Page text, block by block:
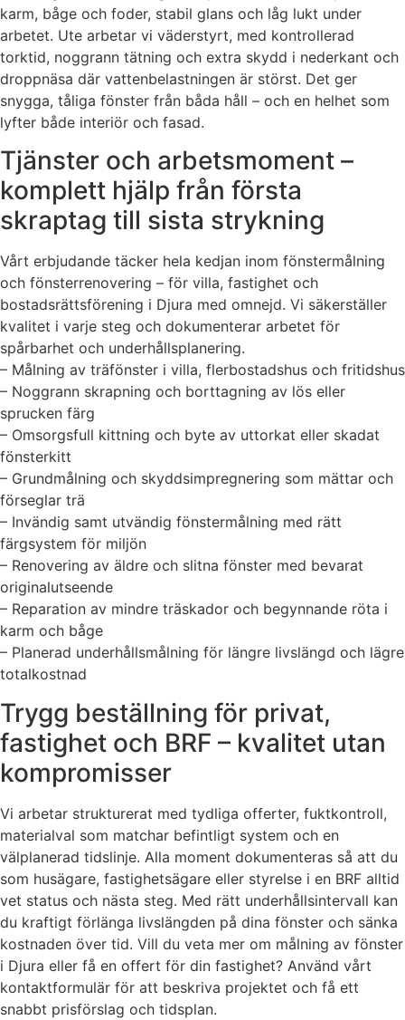
karm, båge och foder, stabil glans och låg lukt under
arbetet. Ute arbetar vi väderstyrt, med kontrollerad
torktid, noggrann tätning och extra skydd i nederkant och
droppnäsa där vattenbelastningen är störst. Det ger
snygga, tåliga fönster från båda håll – och en helhet som
lyfter både interiör och fasad.
Tjänster och arbetsmoment –
komplett hjälp från första
skraptag till sista strykning
Vårt erbjudande täcker hela kedjan inom fönstermålning
och fönsterrenovering – för villa, fastighet och
bostadsrättsförening i Djura med omnejd. Vi säkerställer
kvalitet i varje steg och dokumenterar arbetet för
spårbarhet och underhållsplanering.
– Målning av träfönster i villa, flerbostadshus och fritidshus
– Noggrann skrapning och borttagning av lös eller
sprucken färg
– Omsorgsfull kittning och byte av uttorkat eller skadat
fönsterkitt
– Grundmålning och skyddsimpregnering som mättar och
förseglar trä
– Invändig samt utvändig fönstermålning med rätt
färgsystem för miljön
– Renovering av äldre och slitna fönster med bevarat
originalutseende
– Reparation av mindre träskador och begynnande röta i
karm och båge
– Planerad underhållsmålning för längre livslängd och lägre
totalkostnad
Trygg beställning för privat,
fastighet och BRF – kvalitet utan
kompromisser
Vi arbetar strukturerat med tydliga offerter, fuktkontroll,
materialval som matchar befintligt system och en
välplanerad tidslinje. Alla moment dokumenteras så att du
som husägare, fastighetsägare eller styrelse i en BRF alltid
vet status och nästa steg. Med rätt underhållsintervall kan
du kraftigt förlänga livslängden på dina fönster och sänka
kostnaden över tid. Vill du veta mer om målning av fönster
i Djura eller få en offert för din fastighet? Använd vårt
kontaktformulär för att beskriva projektet och få ett
snabbt prisförslag och tidsplan.